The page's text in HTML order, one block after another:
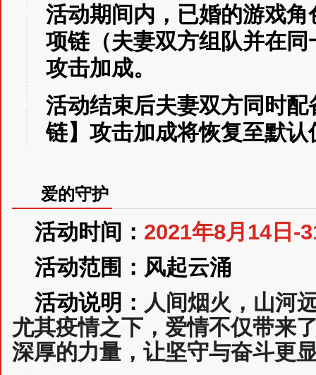
活动期间内，已婚的游戏
项链（夫妻双方组队并在
攻击加成。
2
活动结束后夫妻双方同时
链】攻击加成将恢复至默
爱的守护
活动时间： 2021年8月14日-
活动范围：风起云涌
活动说明： 人间烟火，山河
尤其疫情之下，爱情不仅带来
深厚的力量，让坚守与奋斗更